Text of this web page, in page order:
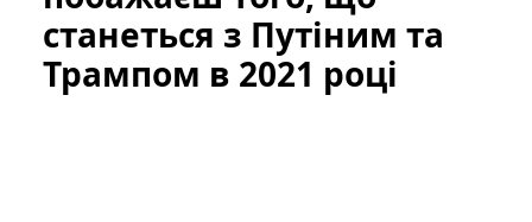
станеться з Путіним та
Трампом в 2021 році